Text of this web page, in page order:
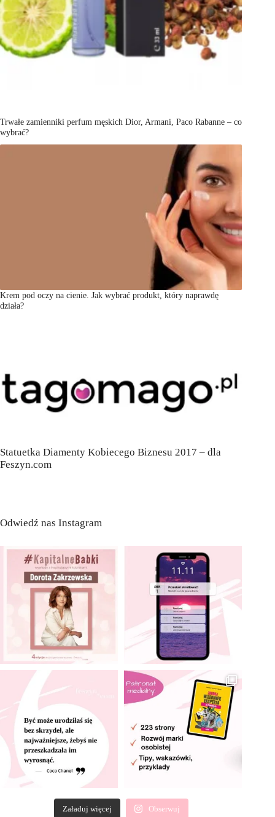
Trwałe zamienniki perfum męskich Dior, Armani, Paco Rabanne – co
wybrać?
Krem pod oczy na cienie. Jak wybrać produkt, który naprawdę
działa?
Statuetka Diamenty Kobiecego Biznesu 2017 – dla
Feszyn.com
Odwiedź nas Instagram
Załaduj więcej Obserwuj